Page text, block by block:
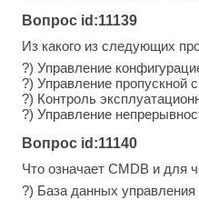
Вопрос id:11139
Из какого из следующих
?) Управление
?) Управление пропускной
?) Контроль
?) Управление
Вопрос id:11140
Что означает CMDB и для
?) База данных